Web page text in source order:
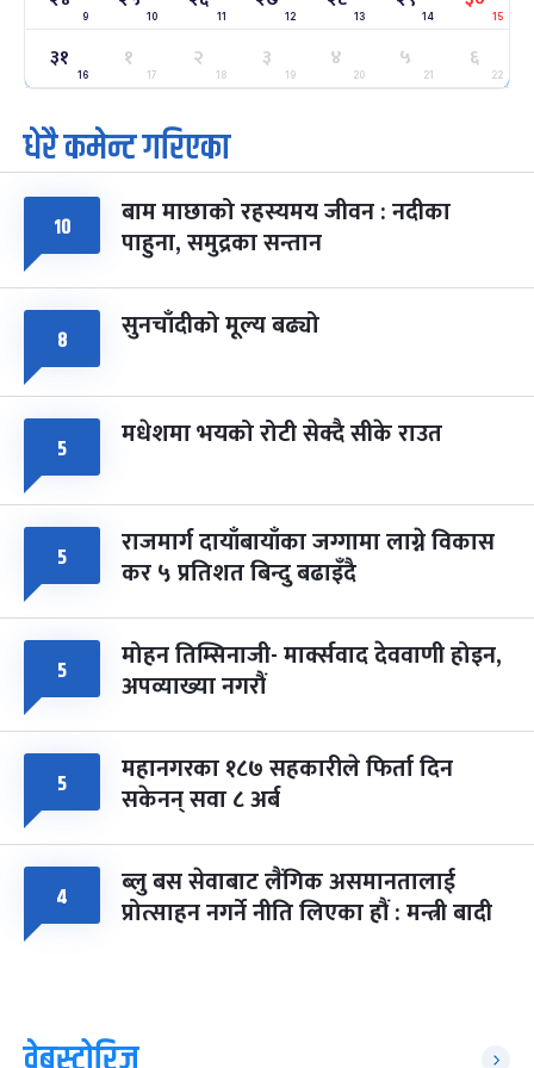
२५
मंगल
ग्याल्पो ल्होसार
फाल्गुन २५, २०८३ Mar 9, 2027
७ महिना बाँकी
७
आइत
पूर्णिमा व्रत
चैत्र ७, २०८३-Mar 21, 2027
८ फागुपूर्णिमा
चैत्र ८, २०८३-Mar 22, 2027
७ महिना बाँकी
9 10 11 12 13 14 15
३१
16
१
17
२
18
३
19
४
20
५
21
६
22
धेरै कमेन्ट गरिएका
१० बाम माछाको रहस्यमय जीवन : नदीका
पाहुना, समुद्रका सन्तान
८ सुनचाँदीको मूल्य बढ्यो
५ मधेशमा भयको रोटी सेक्दै सीके राउत
५ राजमार्ग दायाँबायाँका जग्गामा लाग्ने विकास
कर ५ प्रतिशत बिन्दु बढाइँदै
५ मोहन तिम्सिनाजी- मार्क्सवाद देववाणी होइन,
अपव्याख्या नगरौं
५ महानगरका १८७ सहकारीले फिर्ता दिन
सकेनन् सवा ८ अर्ब
४ ब्लु बस सेवाबाट लैंगिक असमानतालाई
प्रोत्साहन नगर्ने नीति लिएका हौं : मन्त्री बादी